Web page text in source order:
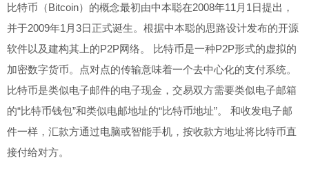
比特币（Bitcoin）的概念最初由中本聪在2008年11月1日提出，
并于2009年1月3日正式诞生。根据中本聪的思路设计发布的开源
软件以及建构其上的P2P网络。 比特币是一种P2P形式的虚拟的
加密数字货币。点对点的传输意味着一个去中心化的支付系统。
比特币是类似电子邮件的电子现金，交易双方需要类似电子邮箱
的“比特币钱包”和类似电邮地址的“比特币地址”。 和收发电子邮
件一样，汇款方通过电脑或智能手机，按收款方地址将比特币直
接付给对方。